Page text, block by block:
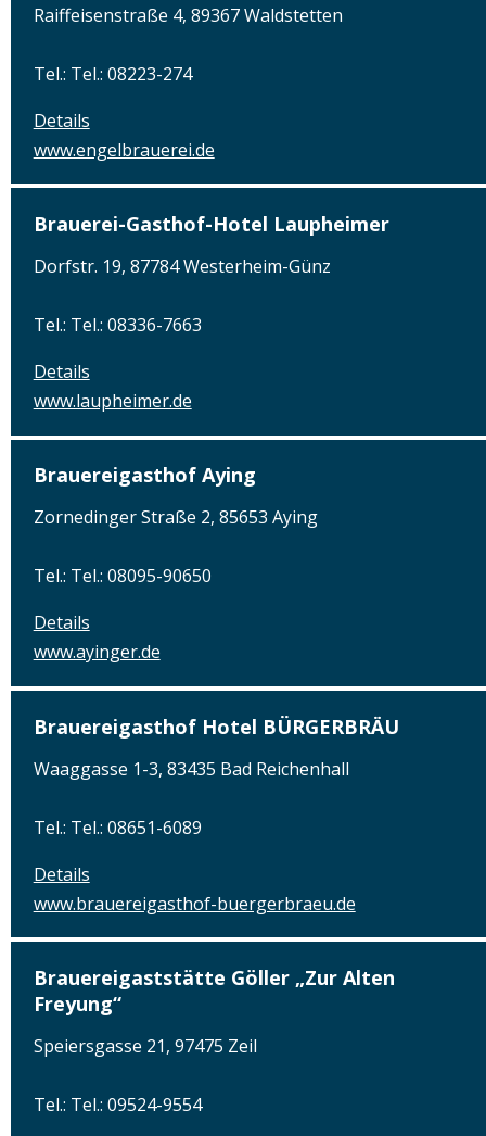
Raiffeisenstraße 4, 89367 Waldstetten
Tel.: Tel.: 08223-274
Details
www.engelbrauerei.de
Brauerei-Gasthof-Hotel Laupheimer
Dorfstr. 19, 87784 Westerheim-Günz
Tel.: Tel.: 08336-7663
Details
www.laupheimer.de
Brauereigasthof Aying
Zornedinger Straße 2, 85653 Aying
Tel.: Tel.: 08095-90650
Details
www.ayinger.de
Brauereigasthof Hotel BÜRGERBRÄU
Waaggasse 1-3, 83435 Bad Reichenhall
Tel.: Tel.: 08651-6089
Details
www.brauereigasthof-buergerbraeu.de
Brauereigaststätte Göller „Zur Alten
Freyung“
Speiersgasse 21, 97475 Zeil
Tel.: Tel.: 09524-9554